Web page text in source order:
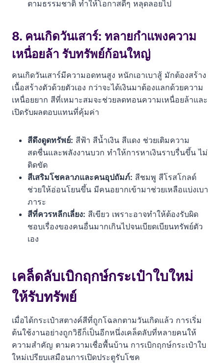
ตามธรรมชาติ ทำให้โอกาสดีๆ หลุดลอยไป
8. คนเกิดวันเสาร์: ทลายกำแพงความ
เหนื่อยล้า รับทรัพย์ก้อนใหญ่
คนเกิดวันเสาร์มีความอดทนสูง หนักเอาเบาสู้ มักต้องสร้าง
เนื้อสร้างตัวด้วยตัวเอง กว่าจะได้เงินมาต้องแลกด้วยความ
เหนื่อยยาก สีที่เหมาะสมจะช่วยลดทอนความเหนื่อยล้าและ
เปิดรับผลตอบแทนที่คุ้มค่า
สีดึงดูดทรัพย์: สีฟ้า สีน้ำเงิน สีแดง ช่วยเติมความ
สดชื่นและพลังงานบวก ทำให้การหาเงินราบรื่นขึ้น ไม่
ติดขัด
สีเสริมโชคลาภและคนอุปถัมภ์: สีชมพู สีโรสโกลด์
ช่วยให้อ่อนโยนขึ้น มีคนอยากเข้ามาช่วยเหลือแบ่งเบา
ภาระ
สีที่ควรหลีกเลี่ยง: สีเขียว เพราะอาจทำให้ต้องรับผิด
ชอบเรื่องของคนอื่นมากเกินไปจนเบียดเบียนทรัพย์ตัว
เอง
เคล็ดลับเบิกฤกษ์กระเป๋าใบใหม่
ให้รับทรัพย์
เมื่อได้กระเป๋าสตางค์สีที่ถูกโฉลกตามวันเกิดแล้ว การเริ่ม
ต้นใช้งานอย่างถูกวิธีก็เป็นอีกหนึ่งเคล็ดลับที่หลายคนให้
ความสำคัญ ตามความเชื่อพื้นบ้าน การเบิกฤกษ์กระเป๋าใบ
ใหม่เปรียบเสมือนการเปิดประตูรับโชค